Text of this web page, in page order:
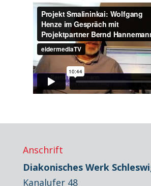
Anschrift
Diakonisches Werk
Kanalufer 48